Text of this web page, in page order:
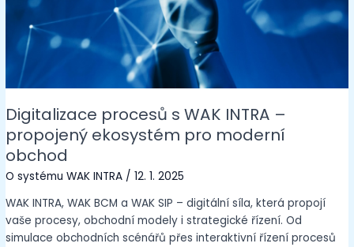
Digitalizace procesů s WAK INTRA –
propojený ekosystém pro moderní
obchod
O systému WAK INTRA /12. 1. 2025
WAK INTRA, WAK BCM a WAK SIP – digitální síla, která propojí
vaše procesy, obchodní modely i strategické řízení. Od
simulace obchodních scénářů přes interaktivní řízení procesů